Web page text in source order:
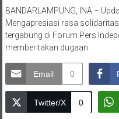
BANDARLAMPUNG, INA –
Mengapresiasi rasa
tergabung di Forum Pers
memberitakan dugaan
Email 0
Twitter/X 0